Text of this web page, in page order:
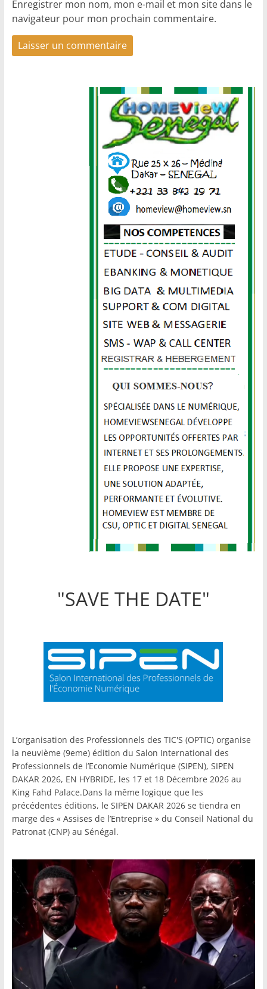
Enregistrer mon nom, mon e-mail et mon site dans le
navigateur pour mon prochain commentaire.
"SAVE THE DATE"
L’organisation des Professionnels des TIC'S (OPTIC) organise
la neuvième (9eme) édition du Salon International des
Professionnels de l’Economie Numérique (SIPEN), SIPEN
DAKAR 2026, EN HYBRIDE, les 17 et 18 Décembre 2026 au
King Fahd Palace.Dans la même logique que les
précédentes éditions, le SIPEN DAKAR 2026 se tiendra en
marge des « Assises de l’Entreprise » du Conseil National du
Patronat (CNP) au Sénégal.